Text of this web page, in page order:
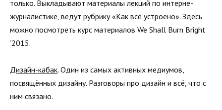
только. Выкладывают материалы лекций по интерне-
журналистике, ведут рубрику «Как всё устроено». Здесь
можно посмотреть курс материалов We Shall Burn Bright
‘2015.
Дизайн-кабак. Один из самых активных медиумов,
посвящённых дизайну. Разговоры про дизайн и всё, что с
ним связано.